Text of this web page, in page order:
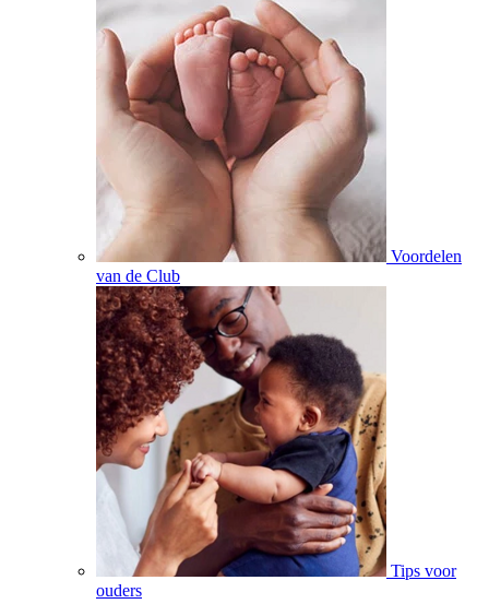
Voordelen
van de Club
Tips voor
ouders